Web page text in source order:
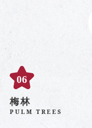
梅林
PULM TREES